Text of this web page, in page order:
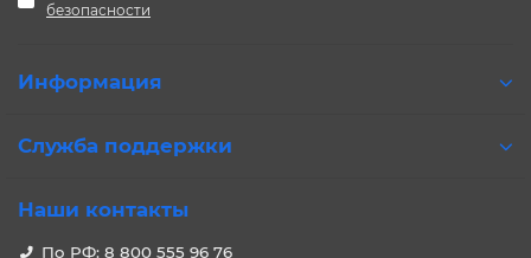
безопасности
Информация
Служба поддержки
Наши контакты
По РФ: 8 800 555 96 76